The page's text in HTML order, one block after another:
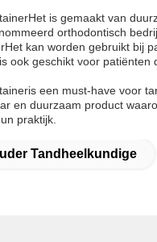
Het is gemaakt van
orthodontisch
Het kan worden gebruikt bij
ook geschikt voor
is een must-have voor
en duurzaam product
praktijk.
Tandheelkundige